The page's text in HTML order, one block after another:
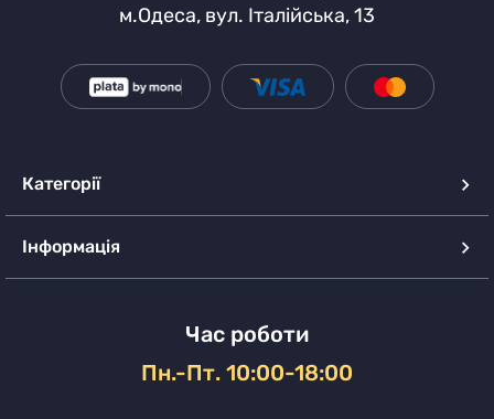
м.Одеса, вул. Італійська, 13
Категорії
Інформація
Час роботи
Пн.-Пт. 10:00-18:00